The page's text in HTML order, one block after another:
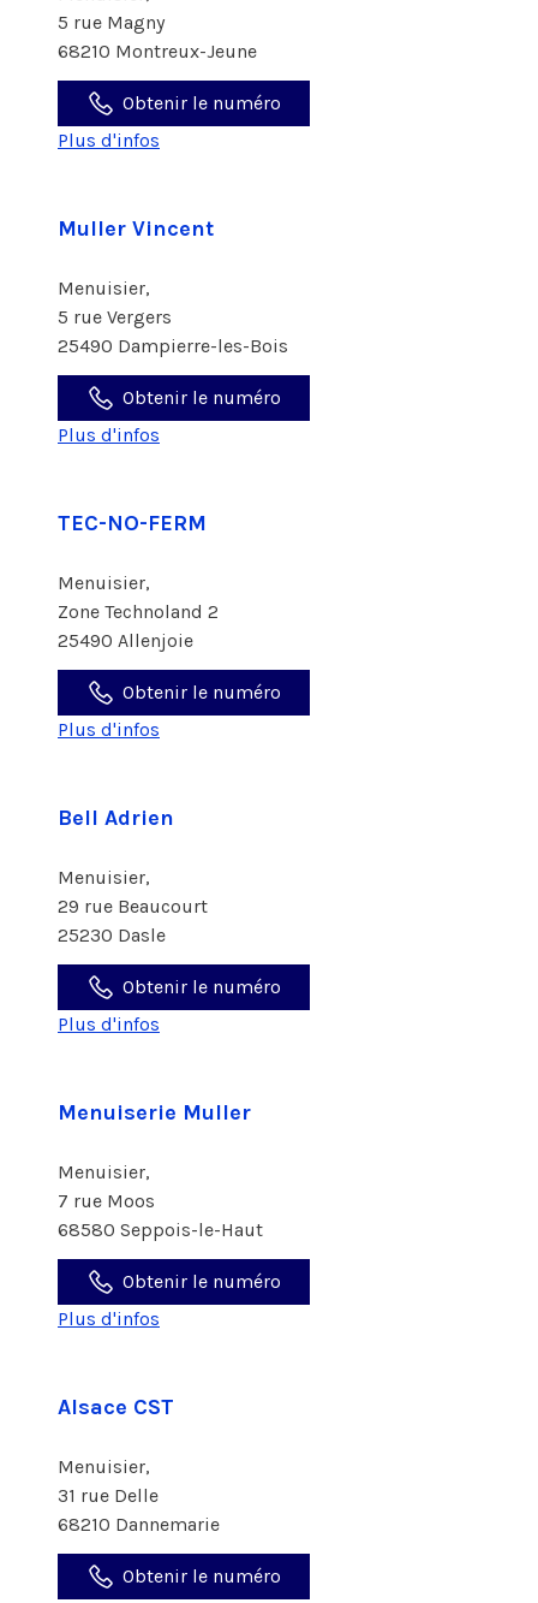
5 rue Magny
68210 Montreux-Jeune
Obtenir le numéro
Plus d'infos
Muller Vincent
Menuisier,
5 rue Vergers
25490 Dampierre-les-Bois
Obtenir le numéro
Plus d'infos
TEC-NO-FERM
Menuisier,
Zone Technoland 2
25490 Allenjoie
Obtenir le numéro
Plus d'infos
Bell Adrien
Menuisier,
29 rue Beaucourt
25230 Dasle
Obtenir le numéro
Plus d'infos
Menuiserie Muller
Menuisier,
7 rue Moos
68580 Seppois-le-Haut
Obtenir le numéro
Plus d'infos
Alsace CST
Menuisier,
31 rue Delle
68210 Dannemarie
Obtenir le numéro